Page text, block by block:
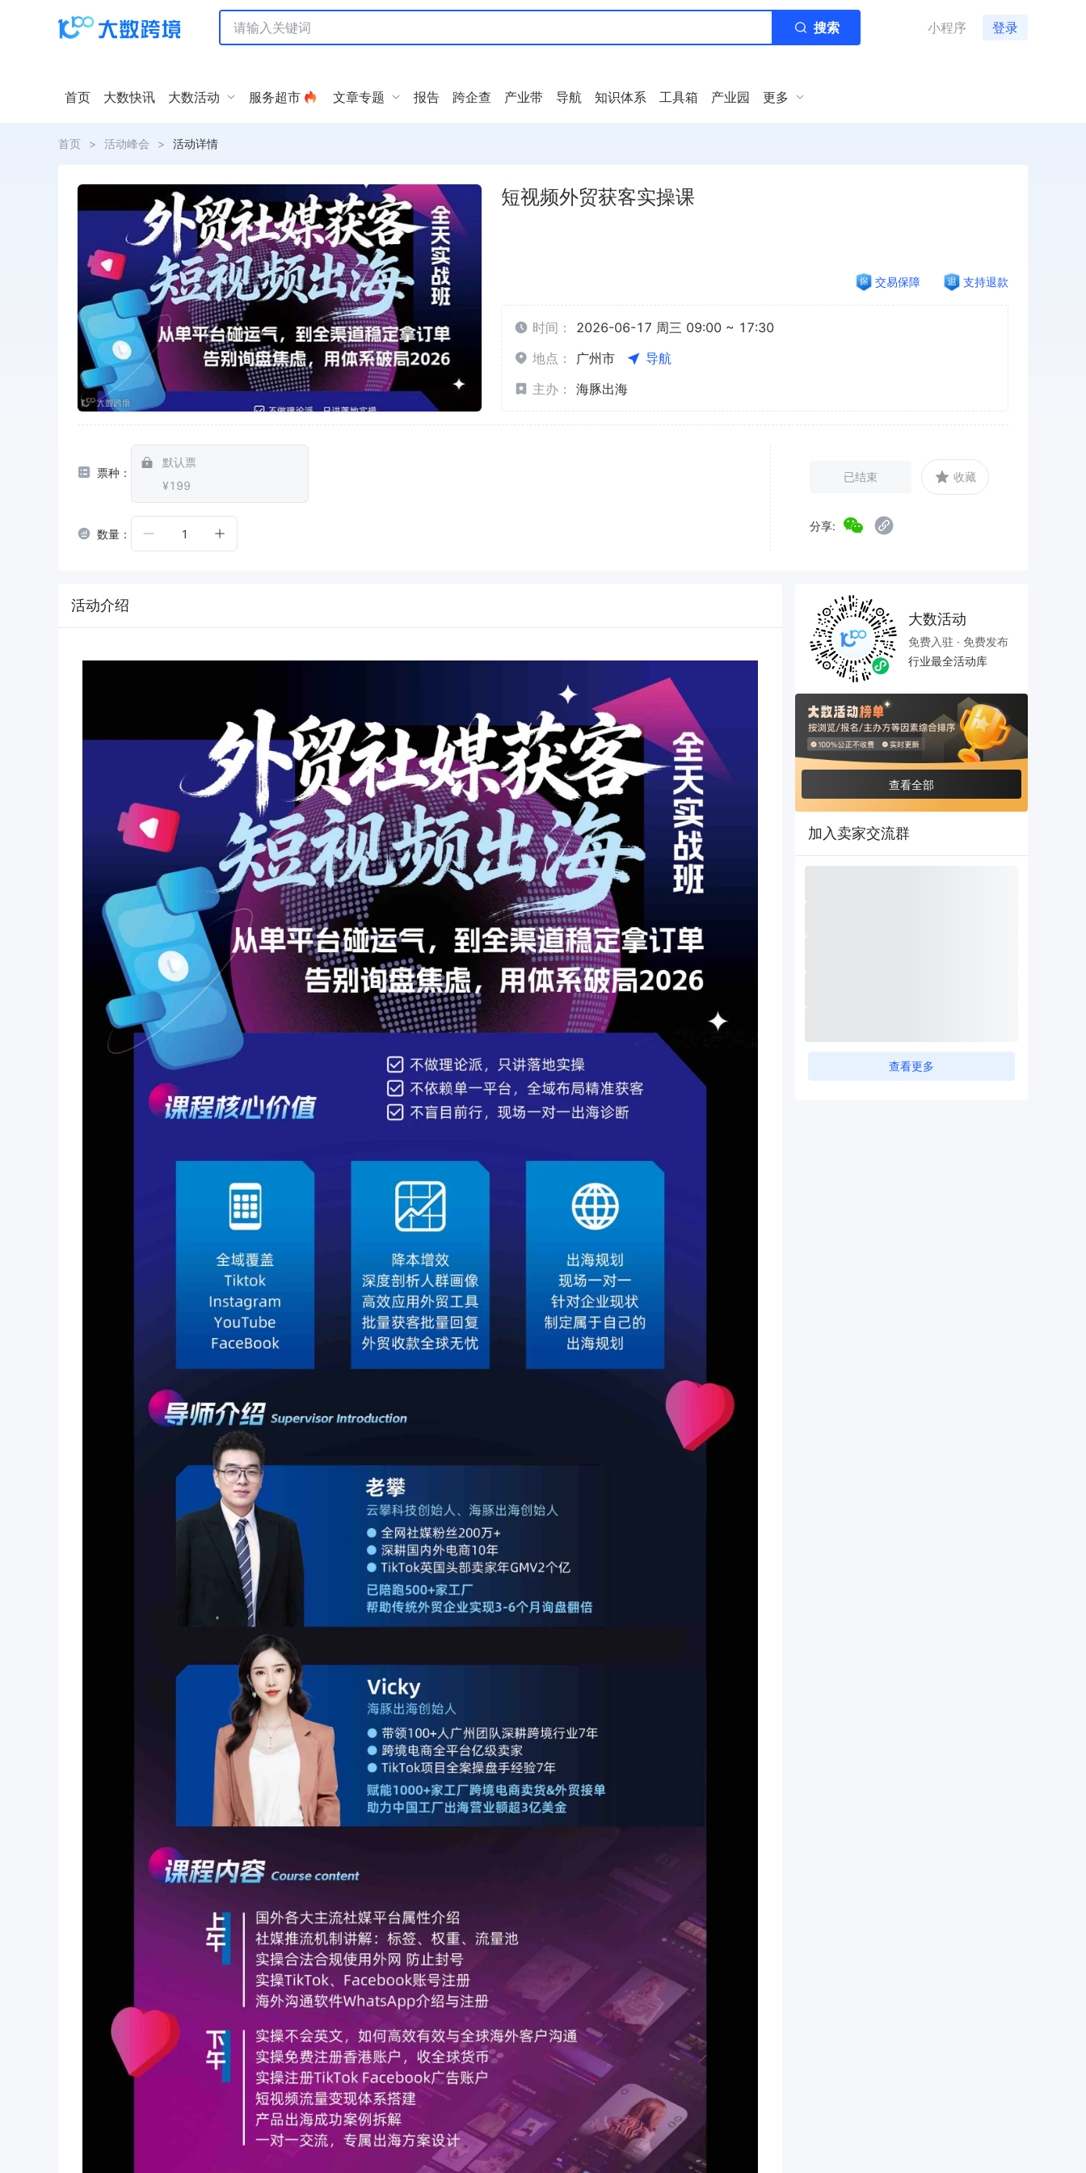
搜索 小程序 登录
首页 大数快讯 大数活动 服务超市 文章专题 报告 跨企查 产业带 导航 知识体系 工具箱 产业园 更多
首页 > 活动峰会 > 活动详情
短视频外贸获客实操课
交易保障 支持退款
时间：
2026-06-17 周三 09:00 ~ 17:30
地点：
广州市
导航
主办：
海豚出海
票种：
默认票
¥199
数量： 1
已结束 收藏
分享:
活动介绍
大数活动
免费入驻 · 免费发布
行业最全活动库
查看全部
加入卖家交流群
查看更多